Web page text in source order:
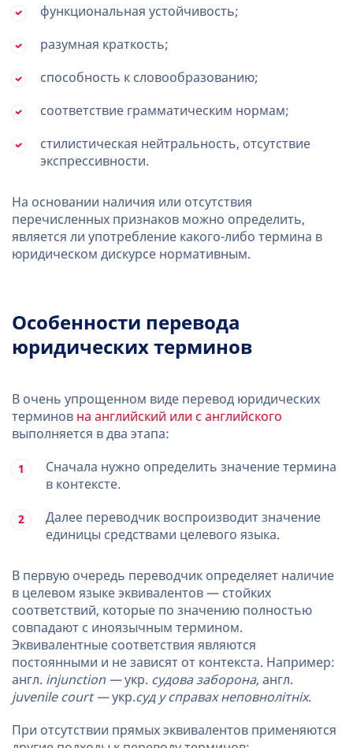
функциональная устойчивость;
разумная краткость;
способность к словообразованию;
соответствие грамматическим нормам;
стилистическая нейтральность, отсутствие
экспрессивности.
На основании наличия или отсутствия
перечисленных признаков можно определить,
является ли употребление какого-либо термина в
юридическом дискурсе нормативным.
Особенности перевода
юридических терминов
В очень упрощенном виде перевод юридических
терминов на английский или с английского
выполняется в два этапа:
Сначала нужно определить значение термина
в контексте.
Далее переводчик воспроизводит значение
единицы средствами целевого языка.
В первую очередь переводчик определяет наличие
в целевом языке эквивалентов — стойких
соответствий, которые по значению полностью
совпадают с иноязычным термином.
Эквивалентные соответствия являются
постоянными и не зависят от контекста. Например:
англ. injunction —укр. судова заборона, англ.
juvenile court —укр.суд у справах неповнолітніх.
При отсутствии прямых эквивалентов применяются